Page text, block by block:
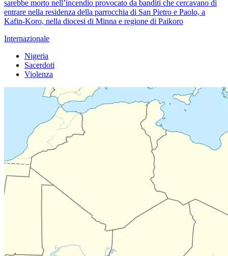
sarebbe morto nell’incendio provocato da banditi che cercavano di
entrare nella residenza della parrocchia di San Pietro e Paolo, a
Kafin-Koro, nella diocesi di Minna e regione di Paikoro
Internazionale
Nigeria
Sacerdoti
Violenza